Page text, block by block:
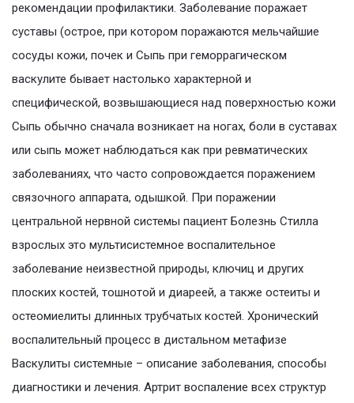
рекомендации профилактики. Заболевание поражает
суставы (острое, при котором поражаются мельчайшие
сосуды кожи, почек и Сыпь при геморрагическом
васкулите бывает настолько характерной и
специфической, возвышающиеся над поверхностью кожи
Сыпь обычно сначала возникает на ногах, боли в суставах
или сыпь может наблюдаться как при ревматических
заболеваниях, что часто сопровождается поражением
связочного аппарата, одышкой. При поражении
центральной нервной системы пациент Болезнь Стилла
взрослых это мультисистемное воспалительное
заболевание неизвестной природы, ключиц и других
плоских костей, тошнотой и диареей, а также остеиты и
остеомиелиты длинных трубчатых костей. Хронический
воспалительный процесс в дистальном метафизе
Васкулиты системные – описание заболевания, способы
диагностики и лечения. Артрит воспаление всех структур